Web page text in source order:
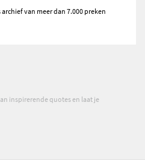
van meer dan 7.000 preken
inspirerende quotes en laat je